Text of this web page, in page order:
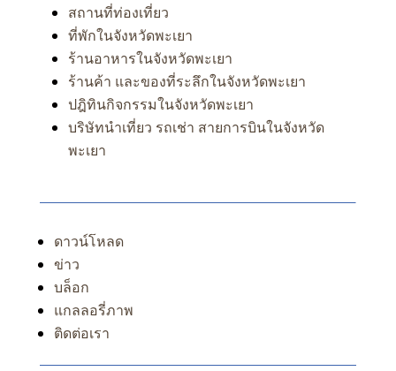
สถานที่ท่องเที่ยว
ที่พักในจังหวัดพะเยา
ร้านอาหารในจังหวัดพะเยา
ร้านค้า และของที่ระลึกในจังหวัดพะเยา
ปฎิทินกิจกรรมในจังหวัดพะเยา
บริษัทนำเที่ยว รถเช่า สายการบินในจังหวัด
พะเยา
ดาวน์โหลด
ข่าว
บล็อก
แกลลอรี่ภาพ
ติดต่อเรา